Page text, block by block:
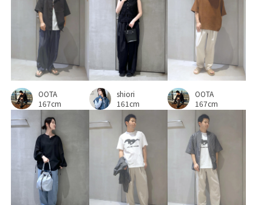
OOTA
167cm
shiori
161cm
OOTA
167cm